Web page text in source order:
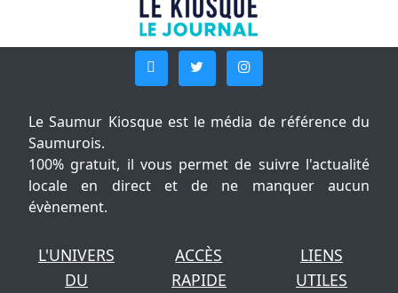
Le Saumur Kiosque est le média de référence du
Saumurois.
100% gratuit, il vous permet de suivre l'actualité
locale en direct et de ne manquer aucun
évènement.
L'UNIVERS
DU
ACCÈS
RAPIDE
LIENS
UTILES